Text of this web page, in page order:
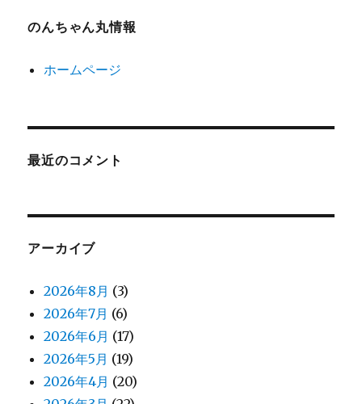
のんちゃん丸情報
ホームページ
最近のコメント
アーカイブ
2026年8月 (3)
2026年7月 (6)
2026年6月 (17)
2026年5月 (19)
2026年4月 (20)